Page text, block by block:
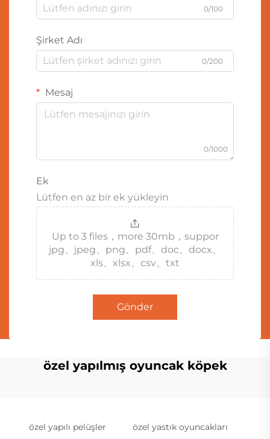
0/100
Şirket Adı
0/200
Mesaj
0/1000
Ek
Lütfen en az bir ek yükleyin
Up to 3 files，more 30mb，suppor
jpg、jpeg、png、pdf、doc、docx、
xls、xlsx、csv、txt
Gönder
özel yapılmış oyuncak köpek
özel yapılı pelüşler özel yastık oyuncakları